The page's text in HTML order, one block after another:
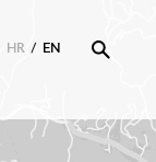
HR / EN